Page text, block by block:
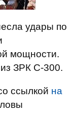
удары по
мощности.
ЗРК С-300.
ссылкой на